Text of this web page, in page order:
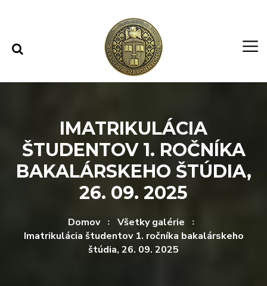
IMATRIKULÁCIA
ŠTUDENTOV 1. ROČNÍKA
BAKALÁRSKEHO ŠTÚDIA,
26. 09. 2025
Domov
Všetky galérie
Imatrikulácia študentov 1. ročníka bakalárskeho
štúdia, 26. 09. 2025